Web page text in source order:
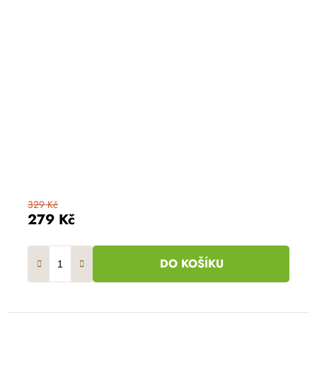
279 Kč
329 Kč
DO KOŠÍKU